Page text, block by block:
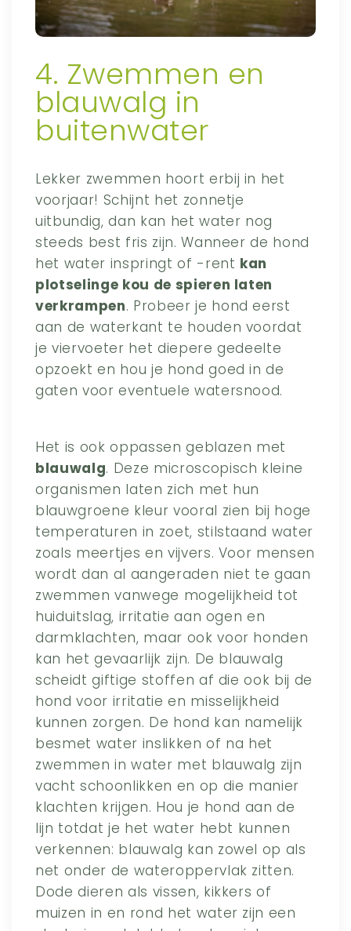
4. Zwemmen en
blauwalg in
buitenwater
Lekker zwemmen hoort erbij in het
voorjaar! Schijnt het zonnetje
uitbundig, dan kan het water nog
steeds best fris zijn. Wanneer de hond
het water inspringt of -rent kan
plotselinge kou de spieren laten
verkrampen. Probeer je hond eerst
aan de waterkant te houden voordat
je viervoeter het diepere gedeelte
opzoekt en hou je hond goed in de
gaten voor eventuele watersnood.
Het is ook oppassen geblazen met
blauwalg. Deze microscopisch kleine
organismen laten zich met hun
blauwgroene kleur vooral zien bij hoge
temperaturen in zoet, stilstaand water
zoals meertjes en vijvers. Voor mensen
wordt dan al aangeraden niet te gaan
zwemmen vanwege mogelijkheid tot
huiduitslag, irritatie aan ogen en
darmklachten, maar ook voor honden
kan het gevaarlijk zijn. De blauwalg
scheidt giftige stoffen af die ook bij de
hond voor irritatie en misselijkheid
kunnen zorgen. De hond kan namelijk
besmet water inslikken of na het
zwemmen in water met blauwalg zijn
vacht schoonlikken en op die manier
klachten krijgen. Hou je hond aan de
lijn totdat je het water hebt kunnen
verkennen: blauwalg kan zowel op als
net onder de wateroppervlak zitten.
Dode dieren als vissen, kikkers of
muizen in en rond het water zijn een